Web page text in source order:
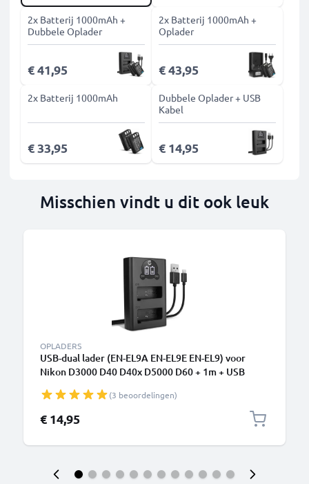
2x Batterij 1000mAh +
Dubbele Oplader
€ 41,95
2x Batterij 1000mAh +
Oplader
€ 43,95
2x Batterij 1000mAh
€ 33,95
Dubbele Oplader + USB
Kabel
€ 14,95
Misschien vindt u dit ook leuk
OPLADERS
USB-dual lader (EN-EL9A EN-EL9E EN-EL9) voor
Nikon D3000 D40 D40x D5000 D60 + 1m + USB
(3 beoordelingen)
€ 14,95